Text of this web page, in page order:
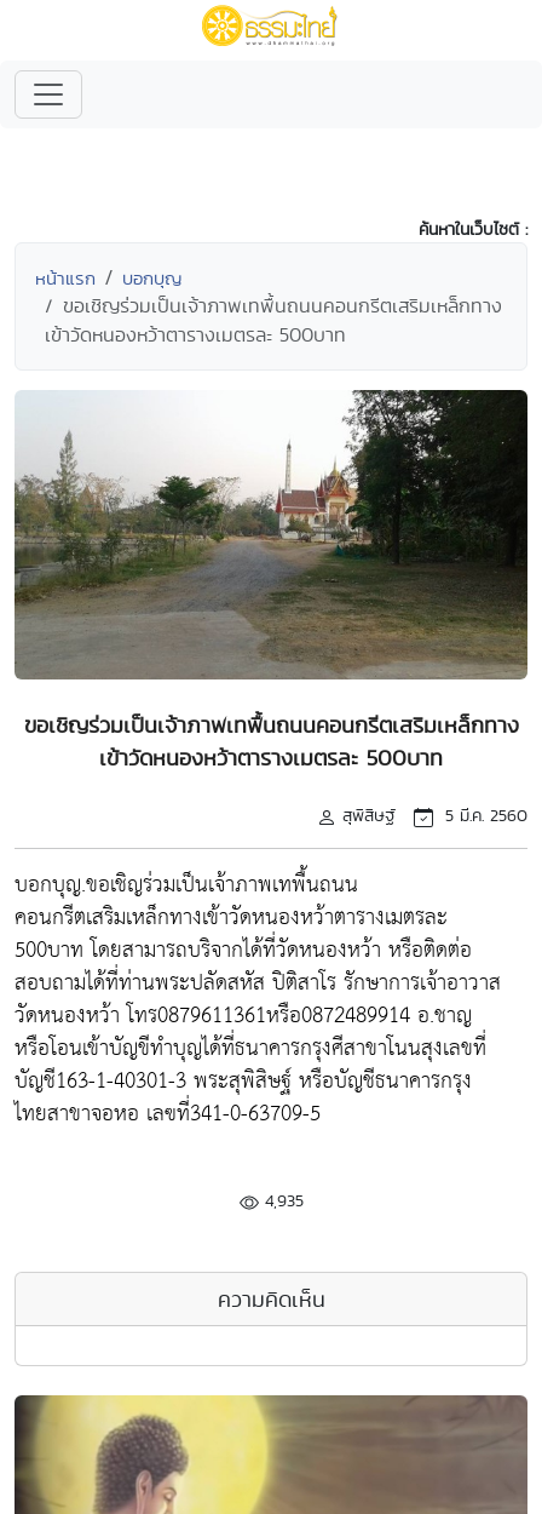
ค้นหาในเว็บไซต์ :
หน้าแรก บอกบุญ
ขอเชิญร่วมเป็นเจ้าภาพเทพื้นถนนคอนกรีตเสริมเหล็กทาง
เข้าวัดหนองหว้าตารางเมตรละ 500บาท
ขอเชิญร่วมเป็นเจ้าภาพเทพื้นถนนคอนกรีตเสริมเหล็กทาง
เข้าวัดหนองหว้าตารางเมตรละ 500บาท
สุพิสิษฐ์ 5 มี.ค. 2560
บอกบุญ.ขอเชิญร่วมเป็นเจ้าภาพเทพื้นถนน
คอนกรีตเสริมเหล็กทางเข้าวัดหนองหว้าตารางเมตรละ
500บาท โดยสามารถบริจากได้ที่วัดหนองหว้า หรือติดต่อ
สอบถามได้ที่ท่านพระปลัดสหัส ปิติสาโร รักษาการเจ้าอาวาส
วัดหนองหว้า โทร0879611361หรือ0872489914 อ.ชาญ
หรือโอนเข้าบัญขีทำบุญได้ที่ธนาคารกรุงศีสาขาโนนสุงเลขที่
บัญชี163-1-40301-3 พระสุพิสิษฐ์ หรือบัญชีธนาคารกรุง
ไทยสาขาจอหอ เลฃที่341-0-63709-5
4,935
ความคิดเห็น